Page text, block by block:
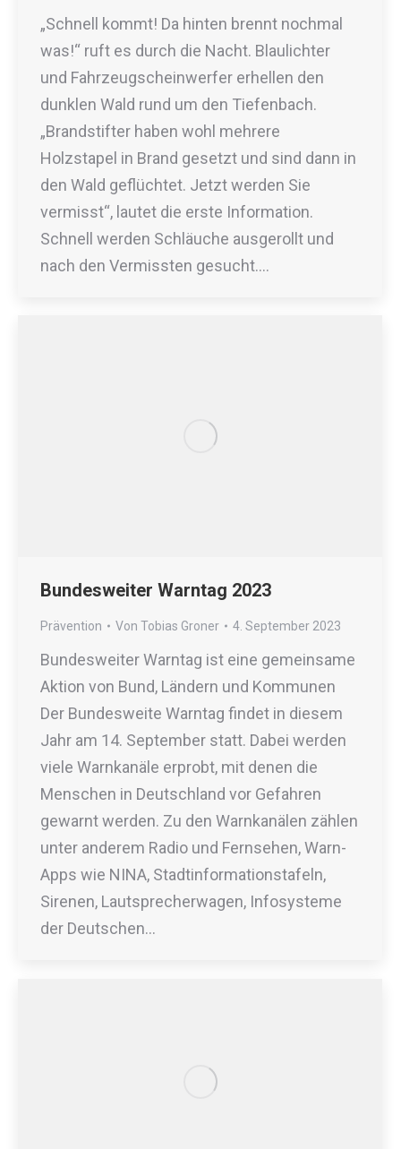
„Schnell kommt! Da hinten brennt nochmal
was!“ ruft es durch die Nacht. Blaulichter
und Fahrzeugscheinwerfer erhellen den
dunklen Wald rund um den Tiefenbach.
„Brandstifter haben wohl mehrere
Holzstapel in Brand gesetzt und sind dann in
den Wald geflüchtet. Jetzt werden Sie
vermisst“, lautet die erste Information.
Schnell werden Schläuche ausgerollt und
nach den Vermissten gesucht.…
Bundesweiter Warntag 2023
Prävention Von Tobias Groner 4. September 2023
Bundesweiter Warntag ist eine gemeinsame
Aktion von Bund, Ländern und Kommunen
Der Bundesweite Warntag findet in diesem
Jahr am 14. September statt. Dabei werden
viele Warnkanäle erprobt, mit denen die
Menschen in Deutschland vor Gefahren
gewarnt werden. Zu den Warnkanälen zählen
unter anderem Radio und Fernsehen, Warn-
Apps wie NINA, Stadtinformationstafeln,
Sirenen, Lautsprecherwagen, Infosysteme
der Deutschen…